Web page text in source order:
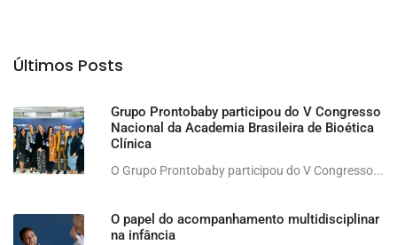
Últimos Posts
Grupo Prontobaby participou do V Congresso
Nacional da Academia Brasileira de Bioética
Clínica
O Grupo Prontobaby participou do V Congresso...
O papel do acompanhamento multidisciplinar
na infância